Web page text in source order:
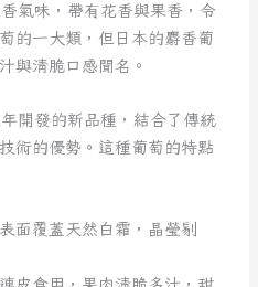
氣味，帶有花香與果香，令
的一大類，但日本的麝香葡
與清脆口感聞名。
開發的新品種，結合了傳統
術的優勢。這種葡萄的特點
面覆蓋天然白霜，晶瑩剔